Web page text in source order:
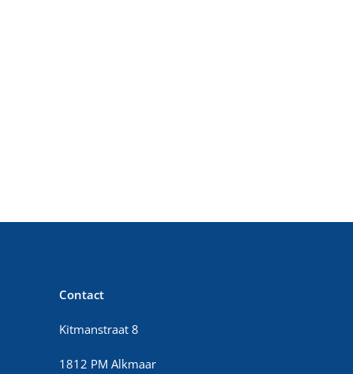
Contact
Kitmanstraat 8
1812 PM Alkmaar